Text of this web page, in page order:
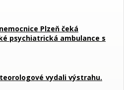
Plzeň čeká
psychiatrická ambulance s
vydali výstrahu.